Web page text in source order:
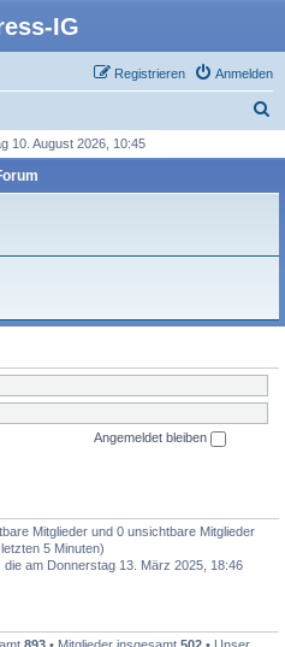
IG
Anmelden
Registrieren
h
10. August 2026, 10:45
Angemeldet bleiben
Mitglieder und 0 unsichtbare Mitglieder
5 Minuten)
die am Donnerstag 13. März 2025, 18:46